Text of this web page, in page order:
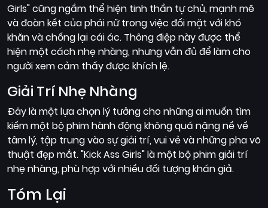
Girls" cũng ngầm thể hiện tinh thần tự chủ, mạnh mẽ
và đoàn kết của phái nữ trong việc đối mặt với khó
khăn và chống lại cái ác. Thông điệp này được thể
hiện một cách nhẹ nhàng, nhưng vẫn đủ để làm cho
người xem cảm thấy được khích lệ.
Giải Trí Nhẹ Nhàng
Đây là một lựa chọn lý tưởng cho những ai muốn tìm
kiếm một bộ phim hành động không quá nặng nề về
tâm lý, tập trung vào sự giải trí, vui vẻ và những pha võ
thuật đẹp mắt. "Kick Ass Girls" là một bộ phim giải trí
nhẹ nhàng, phù hợp với nhiều đối tượng khán giả.
Tóm Lại